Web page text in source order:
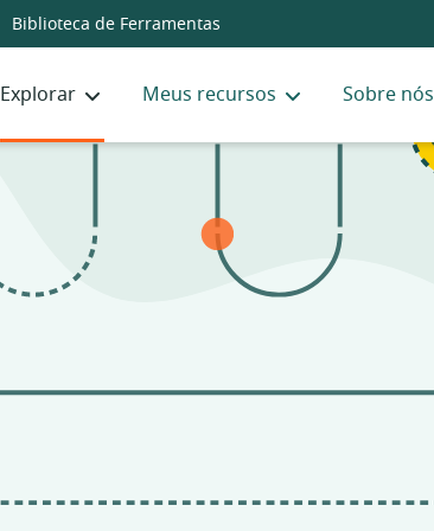
Biblioteca de Ferramentas
Explorar Meus recursos Sobre nós
Notifications
21
filters
Resource